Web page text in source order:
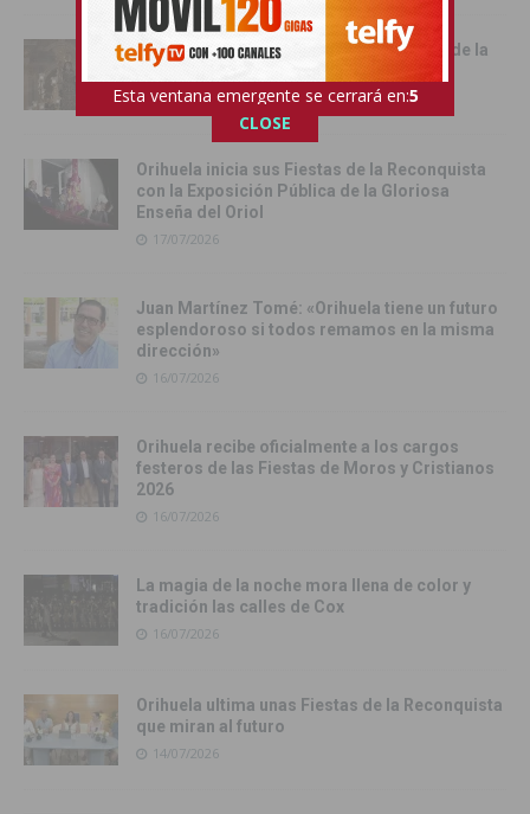
Cox vive su día grande con la procesión de la
Virgen del Carmen
17/07/2026
Orihuela inicia sus Fiestas de la Reconquista
con la Exposición Pública de la Gloriosa
Enseña del Oriol
17/07/2026
Juan Martínez Tomé: «Orihuela tiene un futuro
esplendoroso si todos remamos en la misma
dirección»
16/07/2026
Orihuela recibe oficialmente a los cargos
festeros de las Fiestas de Moros y Cristianos
2026
16/07/2026
La magia de la noche mora llena de color y
tradición las calles de Cox
16/07/2026
Orihuela ultima unas Fiestas de la Reconquista
que miran al futuro
14/07/2026
Esta ventana emergente se cerrará en:3
CLOSE